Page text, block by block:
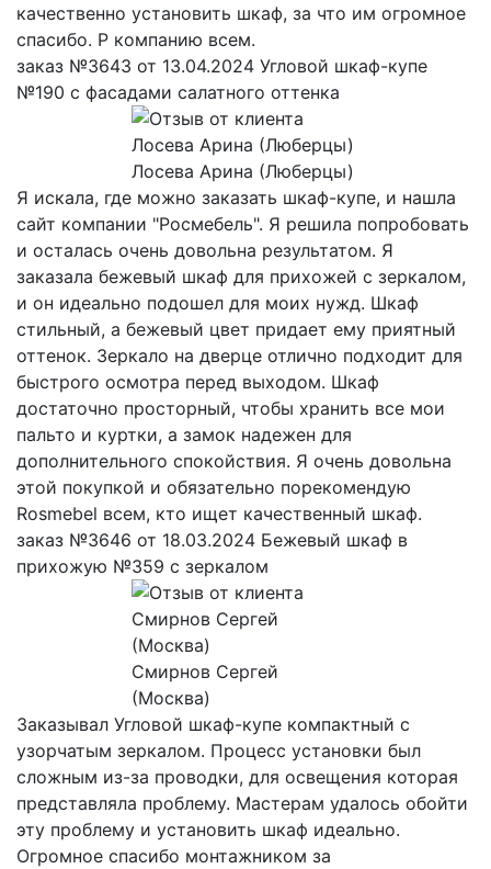
качественно установить шкаф, за что им огромное
спасибо. Р компанию всем.
заказ №3643 от 13.04.2024 Угловой шкаф-купе
№190 с фасадами салатного оттенка
Лосева Арина (Люберцы)
Я искала, где можно заказать шкаф-купе, и нашла
сайт компании "Росмебель". Я решила попробовать
и осталась очень довольна результатом. Я
заказала бежевый шкаф для прихожей с зеркалом,
и он идеально подошел для моих нужд. Шкаф
стильный, а бежевый цвет придает ему приятный
оттенок. Зеркало на дверце отлично подходит для
быстрого осмотра перед выходом. Шкаф
достаточно просторный, чтобы хранить все мои
пальто и куртки, а замок надежен для
дополнительного спокойствия. Я очень довольна
этой покупкой и обязательно порекомендую
Rosmebel всем, кто ищет качественный шкаф.
заказ №3646 от 18.03.2024 Бежевый шкаф в
прихожую №359 с зеркалом
Смирнов Сергей
(Москва)
Заказывал Угловой шкаф-купе компактный с
узорчатым зеркалом. Процесс установки был
сложным из-за проводки, для освещения которая
представляла проблему. Мастерам удалось обойти
эту проблему и установить шкаф идеально.
Огромное спасибо монтажником за